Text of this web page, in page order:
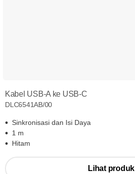
Kabel USB-A ke USB-C
DLC6541AB/00
Sinkronisasi dan Isi Daya
1 m
Hitam
Lihat produk